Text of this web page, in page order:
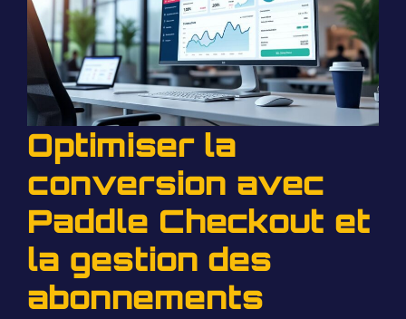
Optimiser la
conversion avec
Paddle Checkout et
la gestion des
abonnements